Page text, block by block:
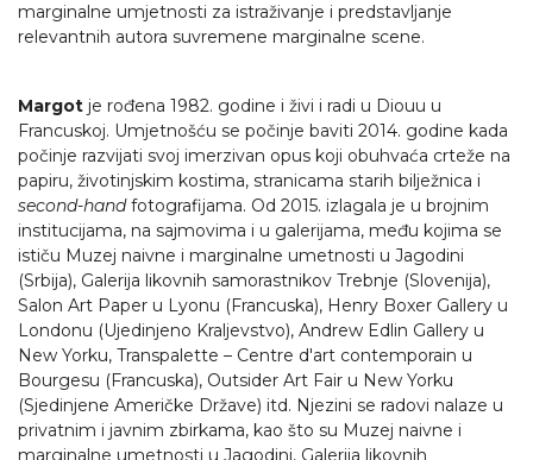
marginalne umjetnosti za istraživanje i predstavljanje
relevantnih autora suvremene marginalne scene.
Margot je rođena 1982. godine i živi i radi u Diouu u
Francuskoj. Umjetnošću se počinje baviti 2014. godine kada
počinje razvijati svoj imerzivan opus koji obuhvaća crteže na
papiru, životinjskim kostima, stranicama starih bilježnica i
second-handfotografijama. Od 2015. izlagala je u brojnim
institucijama, na sajmovima i u galerijama, među kojima se
ističu Muzej naivne i marginalne umetnosti u Jagodini
(Srbija), Galerija likovnih samorastnikov Trebnje (Slovenija),
Salon Art Paper u Lyonu (Francuska), Henry Boxer Gallery u
Londonu (Ujedinjeno Kraljevstvo), Andrew Edlin Gallery u
New Yorku, Transpalette – Centre d'art contemporain u
Bourgesu (Francuska), Outsider Art Fair u New Yorku
(Sjedinjene Američke Države) itd. Njezini se radovi nalaze u
privatnim i javnim zbirkama, kao što su Muzej naivne i
marginalne umetnosti u Jagodini, Galerija likovnih